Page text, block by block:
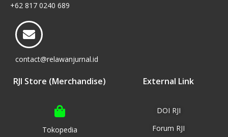
+62 817 0240 689
contact@relawanjurnal.id
RJI Store (Merchandise)
Tokopedia
External Link
DOI RJI
Forum RJI